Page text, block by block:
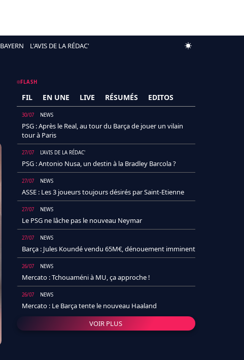
BAYERN L'AVIS DE LA RÉDAC'
FLASH
FIL EN UNE LIVE RÉSUMÉS EDITOS
30/07 NEWS
PSG : Après le Real, au tour du Barça de jouer un vilain
tour à Paris
27/07 L'AVIS DE LA RÉDAC'
PSG : Antonio Nusa, un destin à la Bradley Barcola ?
27/07 NEWS
ASSE : Les 3 joueurs toujours désirés par Saint-Etienne
27/07 NEWS
Le PSG ne lâche pas le nouveau Neymar
27/07 NEWS
Barça : Jules Koundé vendu 65M€, dénouement imminent
26/07 NEWS
Mercato : Tchouaméni à MU, ça approche !
26/07 NEWS
Mercato : Le Barça tente le nouveau Haaland
VOIR PLUS